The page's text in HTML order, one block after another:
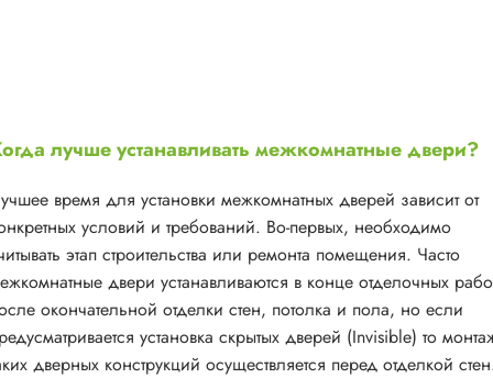
лучше устанавливать межкомнатные двери?
время для установки межкомнатных дверей зависит от
условий и требований. Во-первых, необходимо
этап строительства или ремонта помещения. Часто
двери устанавливаются в конце отделочных
окончательной отделки стен, потолка и пола, но если
установка скрытых дверей (Invisible) то
дверных конструкций осуществляется перед отделкой